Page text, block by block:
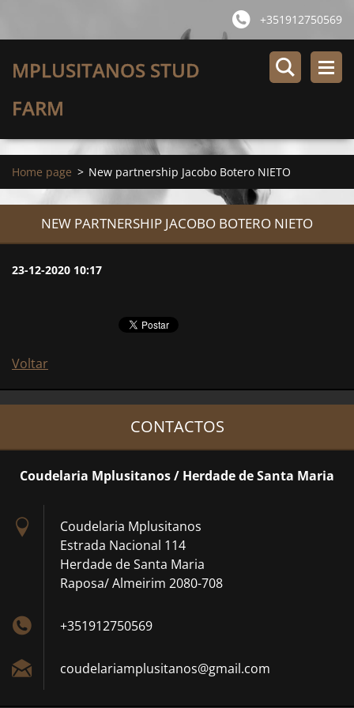
+351912750569
MPLUSITANOS STUD
FARM
Home page > New partnership Jacobo Botero NIETO
NEW PARTNERSHIP JACOBO BOTERO NIETO
23-12-2020 10:17
Voltar
CONTACTOS
Coudelaria Mplusitanos / Herdade de Santa Maria
Coudelaria Mplusitanos
Estrada Nacional 114
Herdade de Santa Maria
Raposa/ Almeirim 2080-708
+351912750569
coudelariamplusitanos@gmail.com